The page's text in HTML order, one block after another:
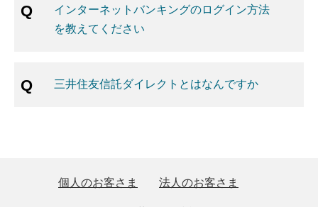
インターネットバンキングのログイン方法
を教えてください
三井住友信託ダイレクトとはなんですか
個人のお客さま
法人のお客さま